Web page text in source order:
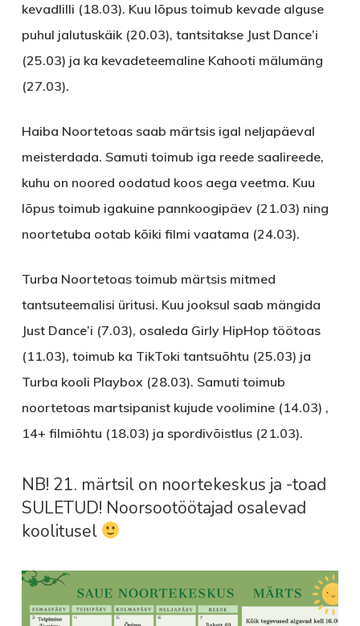
kevadlilli (18.03). Kuu lõpus toimub kevade alguse
puhul jalutuskäik (20.03), tantsitakse Just Dance’i
(25.03) ja ka kevadeteemaline Kahooti mälumäng
(27.03).
Haiba Noortetoas saab märtsis igal neljapäeval
meisterdada. Samuti toimub iga reede saalireede,
kuhu on noored oodatud koos aega veetma. Kuu
lõpus toimub igakuine pannkoogipäev (21.03) ning
noortetuba ootab kõiki filmi vaatama (24.03).
Turba Noortetoas toimub märtsis mitmed
tantsuteemalisi üritusi. Kuu jooksul saab mängida
Just Dance’i (7.03), osaleda Girly HipHop töötoas
(11.03), toimub ka TikToki tantsuõhtu (25.03) ja
Turba kooli Playbox (28.03). Samuti toimub
noortetoas martsipanist kujude voolimine (14.03) ,
14+ filmiõhtu (18.03) ja spordivõistlus (21.03).
NB! 21. märtsil on noortekeskus ja -toad
SULETUD! Noorsootöötajad osalevad
koolitusel